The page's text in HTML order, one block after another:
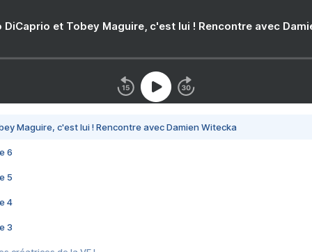
DiCaprio et Tobey Maguire, c'est lui ! Rencontre avec
Maguire, c'est lui ! Rencontre avec Damien Witecka
6
5
4
3